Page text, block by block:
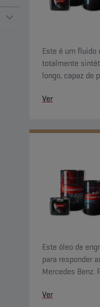
Este é um fluido
totalmente
longo, capaz de
Ver
Este óleo de
para responder
Mercedes Benz.
e temperaturas
Ver